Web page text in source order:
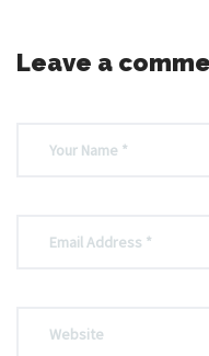
Leave a